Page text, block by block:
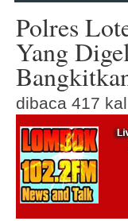
Polres
Yang
dibaca 417